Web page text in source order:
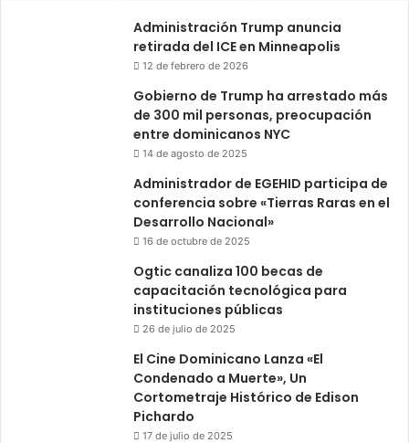
Administración Trump anuncia
retirada del ICE en Minneapolis
12 de febrero de 2026
Gobierno de Trump ha arrestado más
de 300 mil personas, preocupación
entre dominicanos NYC
14 de agosto de 2025
Administrador de EGEHID participa de
conferencia sobre «Tierras Raras en el
Desarrollo Nacional»
16 de octubre de 2025
Ogtic canaliza 100 becas de
capacitación tecnológica para
instituciones públicas
26 de julio de 2025
El Cine Dominicano Lanza «El
Condenado a Muerte», Un
Cortometraje Histórico de Edison
Pichardo
17 de julio de 2025